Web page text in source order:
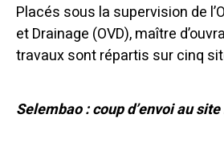
Placés sous la supervision de
et Drainage (OVD), maître
travaux sont répartis sur cinq
Selembao : coup d’envoi au